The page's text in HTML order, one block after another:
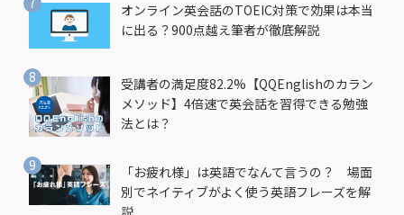
オンライン英会話のTOEIC対策で効果は本当
に出る？900点越え筆者が徹底解説
受講者の満足度82.2%【QQEnglishのカラン
メソッド】4倍速で英会話を習得できる勉強
法とは？
「お疲れ様」は英語でなんて言うの？ 場面
別でネイティブがよく使う英語フレーズを解